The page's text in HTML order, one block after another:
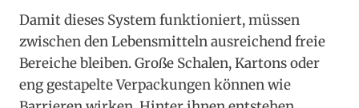
Damit dieses System funktioniert, müssen
zwischen den Lebensmitteln ausreichend freie
Bereiche bleiben. Große Schalen, Kartons oder
eng gestapelte Verpackungen können wie